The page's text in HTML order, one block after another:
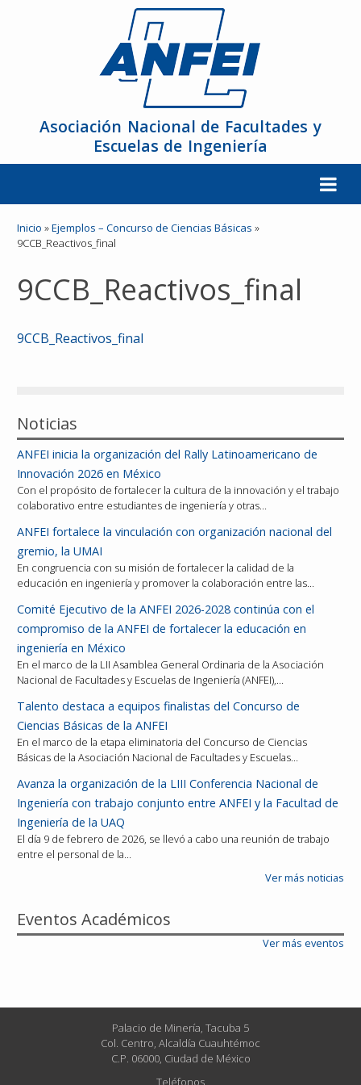
Asociación Nacional de Facultades y
Escuelas de Ingeniería
La ANFEI
Reuniones y Conferencias
Publicaciones
Afiliación
Inicio »Ejemplos – Concurso de Ciencias Básicas »
9CCB_Reactivos_final
9CCB_Reactivos_final
9CCB_Reactivos_final
Noticias
ANFEI inicia la organización del Rally Latinoamericano de
Innovación 2026 en México
Con el propósito de fortalecer la cultura de la innovación y el trabajo
colaborativo entre estudiantes de ingeniería y otras…
ANFEI fortalece la vinculación con organización nacional del
gremio, la UMAI
En congruencia con su misión de fortalecer la calidad de la
educación en ingeniería y promover la colaboración entre las…
Comité Ejecutivo de la ANFEI 2026-2028 continúa con el
compromiso de la ANFEI de fortalecer la educación en
ingeniería en México
En el marco de la LII Asamblea General Ordinaria de la Asociación
Nacional de Facultades y Escuelas de Ingeniería (ANFEI),…
Talento destaca a equipos finalistas del Concurso de
Ciencias Básicas de la ANFEI
En el marco de la etapa eliminatoria del Concurso de Ciencias
Básicas de la Asociación Nacional de Facultades y Escuelas…
Avanza la organización de la LIII Conferencia Nacional de
Ingeniería con trabajo conjunto entre ANFEI y la Facultad de
Ingeniería de la UAQ
El día 9 de febrero de 2026, se llevó a cabo una reunión de trabajo
entre el personal de la…
Ver más noticias
Eventos Académicos
Ver más eventos
Palacio de Minería, Tacuba 5
Col. Centro, Alcaldía Cuauhtémoc
C.P. 06000, Ciudad de México
Teléfonos